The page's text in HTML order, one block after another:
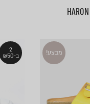
מבצע!
2
ב-₪50